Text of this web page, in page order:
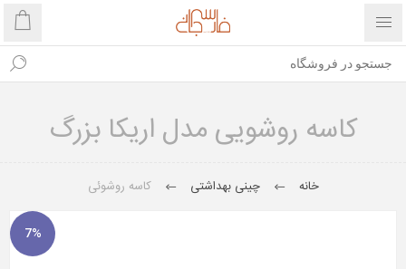
کاسه روشویی مدل اریکا بزرگ
خانه چینی بهداشتی کاسه روشوئی
7%